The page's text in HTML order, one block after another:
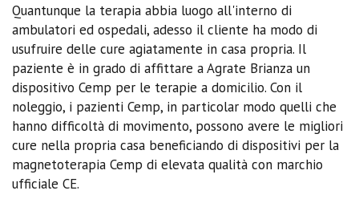
Quantunque la terapia abbia luogo all'interno di
ambulatori ed ospedali, adesso il cliente ha modo di
usufruire delle cure agiatamente in casa propria. Il
paziente è in grado di affittare a Agrate Brianza un
dispositivo Cemp per le terapie a domicilio. Con il
noleggio, i pazienti Cemp, in particolar modo quelli che
hanno difficoltà di movimento, possono avere le migliori
cure nella propria casa beneficiando di dispositivi per la
magnetoterapia Cemp di elevata qualità con marchio
ufficiale CE.